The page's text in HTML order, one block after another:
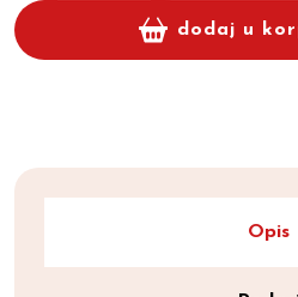
dodaj u
Opis